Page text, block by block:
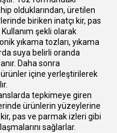
olduklarından, üretilen
biriken inatçı kir, pas
şekli olarak
yıkama tozları, yıkama
suya belirli oranda
Daha sonra
içine yerleştirilerek
tepkimeye giren
ürünlerin yüzeylerine
pas ve parmak izleri gibi
sağlarlar.